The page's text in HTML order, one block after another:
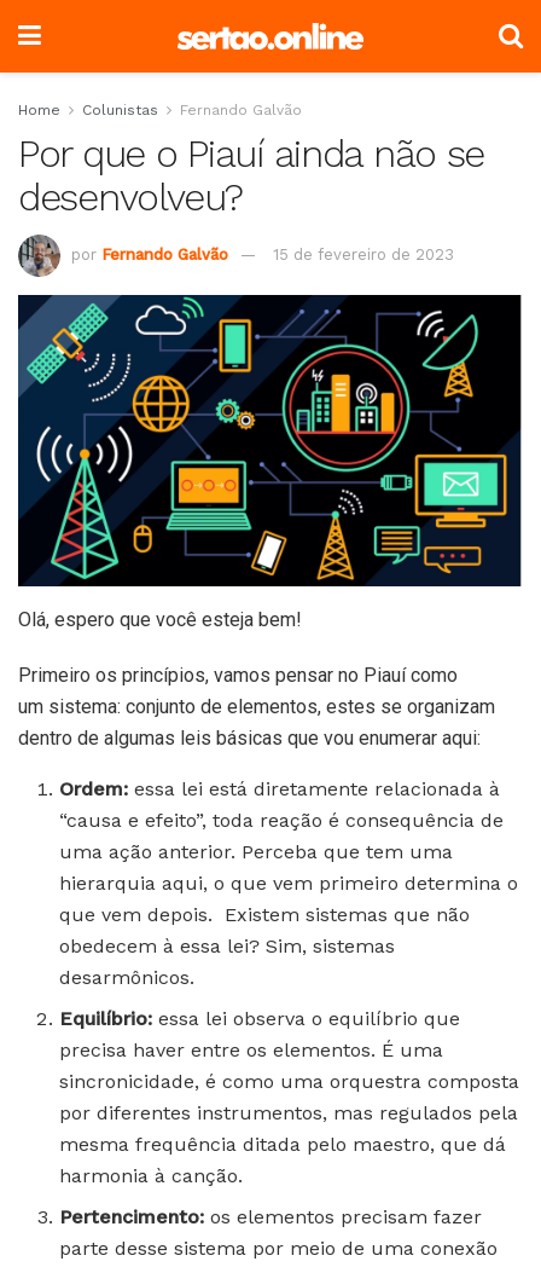
Home Colunistas Fernando Galvão
Por que o Piauí ainda não se
desenvolveu?
por Fernando Galvão 15 de fevereiro de 2023
Olá, espero que você esteja bem!
Primeiro os princípios, vamos pensar no Piauí como
um sistema: conjunto de elementos, estes se organizam
dentro de algumas leis básicas que vou enumerar aqui:
Ordem: essa lei está diretamente relacionada à
“causa e efeito”, toda reação é consequência de
uma ação anterior. Perceba que tem uma
hierarquia aqui, o que vem primeiro determina o
que vem depois. Existem sistemas que não
obedecem à essa lei? Sim, sistemas
desarmônicos.
Equilíbrio: essa lei observa o equilíbrio que
precisa haver entre os elementos. É uma
sincronicidade, é como uma orquestra composta
por diferentes instrumentos, mas regulados pela
mesma frequência ditada pelo maestro, que dá
harmonia à canção.
Pertencimento: os elementos precisam fazer
parte desse sistema por meio de uma conexão